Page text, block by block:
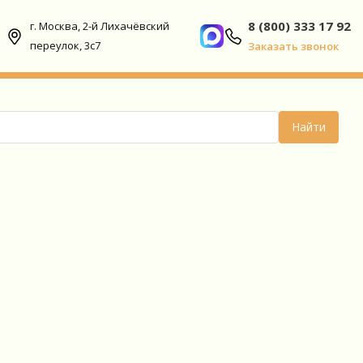
г. Москва, 2-й Лихачёвский
переулок, 3с7
8 (800) 333 17 92
Заказать звонок
Найти